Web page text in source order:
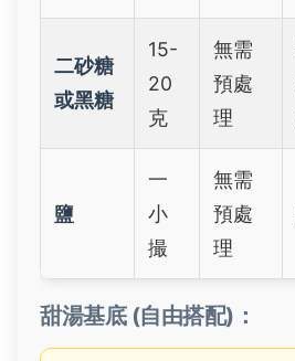
二砂糖
或黑糖
15-
20
克
無需
預處
理
鹽
一
小
撮
無需
預處
理
甜湯基底 (自由搭配)：